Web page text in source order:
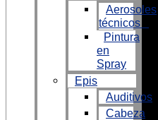
Aerosoles
técnicos
Pintura
en
Spray
Epis
Auditivos
Cabeza